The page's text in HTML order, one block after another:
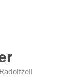
Radolfzell